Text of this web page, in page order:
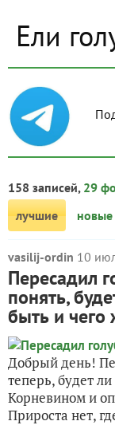
Ели
158 записей, 29
лучшие
новые
vasilij-ordin 10
Пересадил
понять,
быть и чего
Добрый день!
теперь, будет
Корневином и
Прироста нет,